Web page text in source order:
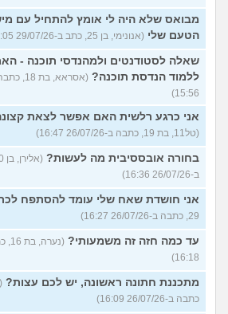
מבואס שלא היה לי אומץ להתחיל עם
הטעם שלי (אנונימי, בן 25, כתב ב-29/07/26 16:05)
שאלה לסטודנטים ולמהנדסי תוכנה -
ללמוד הנדסת תוכנה?
15:56)
אני כרגע רלשית האם אפשר לצאת
(טל11, בת 19, כתבה ב-26/07/26 16:47)
בחורה אובססיבית מה לעשות?
ב-26/07/26 16:36)
אני חושדת שאח שלי עומד להסתפח
29, כתבה ב-26/07/26 16:27)
עד כמה חזה זה משמעותי?
16:18)
מתכננת חתונה ראשונה, יש לכם עצות?
כתבה ב-26/07/26 16:09)